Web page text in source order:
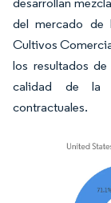
del mercado de
Cultivos
los resultados
calidad de la
contractuales.